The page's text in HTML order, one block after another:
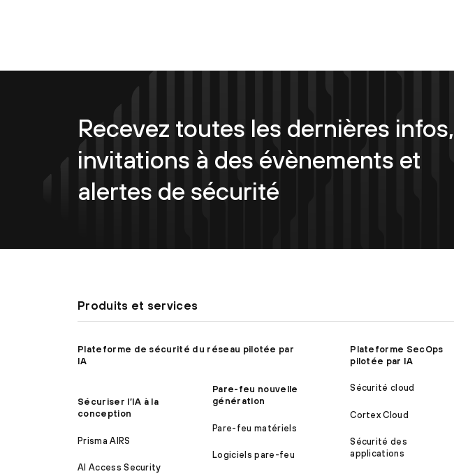
Recevez toutes les dernières infos,
invitations à des évènements et
alertes de sécurité
Produits et services
Plateforme de sécurité du réseau pilotée par
IA
Sécuriser l’IA à la
conception
Prisma AIRS
AI Access Security
Pare-feu nouvelle
génération
Pare-feu matériels
Logiciels pare-feu
Plateforme SecOps
pilotée par IA
Sécurité cloud
Cortex Cloud
Sécurité des
applications